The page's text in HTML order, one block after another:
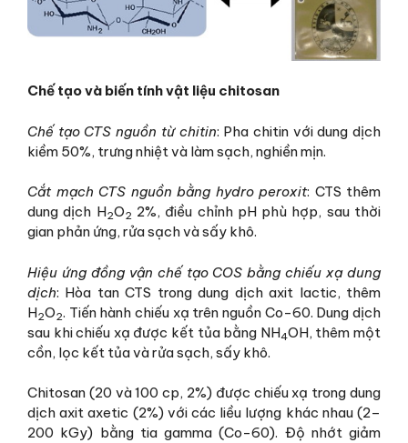
Chế tạo và biến tính vật liệu chitosan
Chế tạo CTS nguồn từ chitin: Pha chitin với dung dịch
kiềm 50%, trưng nhiệt và làm sạch, nghiền mịn.
Cắt mạch CTS nguồn bằng hydro peroxit: CTS thêm
dung dịch H2O2 2%, điều chỉnh pH phù hợp, sau thời
gian phản ứng, rửa sạch và sấy khô.
Hiệu ứng đồng vận chế tạo COS bằng chiếu xạ dung
dịch: Hòa tan CTS trong dung dịch axit lactic, thêm
H2O2. Tiến hành chiếu xạ trên nguồn Co-60. Dung dịch
sau khi chiếu xạ được kết tủa bằng NH4OH, thêm một
cồn, lọc kết tủa và rửa sạch, sấy khô.
Chitosan (20 và 100 cp, 2%) được chiếu xạ trong dung
dịch axit axetic (2%) với các liều lượng khác nhau (2–
200 kGy) bằng tia gamma (Co-60). Độ nhớt giảm